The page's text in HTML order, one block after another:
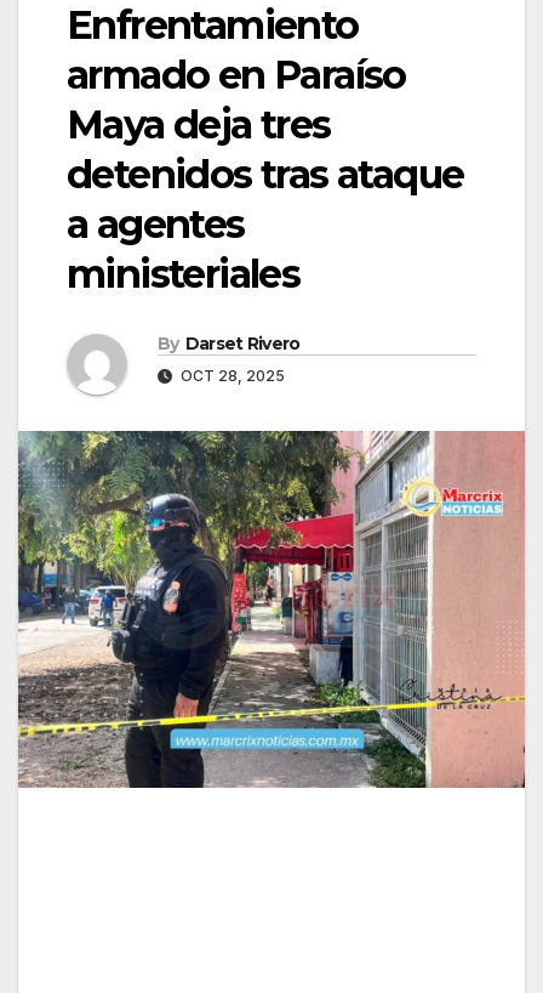
Enfrentamiento
armado en Paraíso
Maya deja tres
detenidos tras ataque
a agentes
ministeriales
By Darset Rivero
OCT 28, 2025